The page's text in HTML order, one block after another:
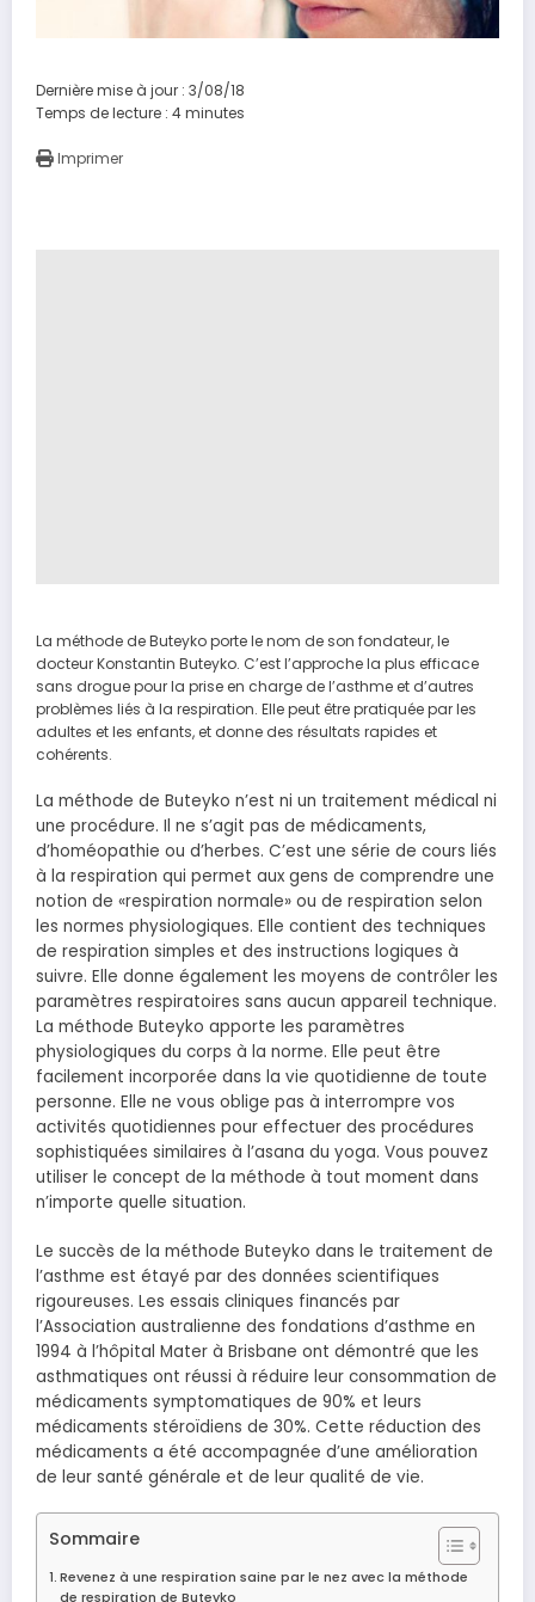
Dernière mise à jour : 3/08/18
Temps de lecture : 4minutes
Imprimer
La méthode de Buteyko porte le nom de son fondateur, le
docteur Konstantin Buteyko. C’est l’approche la plus efficace
sans drogue pour la prise en charge de l’asthme et d’autres
problèmes liés à la respiration. Elle peut être pratiquée par les
adultes et les enfants, et donne des résultats rapides et
cohérents.
La méthode de Buteyko n’est ni un traitement médical ni
une procédure. Il ne s’agit pas de médicaments,
d’homéopathie ou d’herbes. C’est une série de cours liés
à la respiration qui permet aux gens de comprendre une
notion de «respiration normale» ou de respiration selon
les normes physiologiques. Elle contient des techniques
de respiration simples et des instructions logiques à
suivre. Elle donne également les moyens de contrôler les
paramètres respiratoires sans aucun appareil technique.
La méthode Buteyko apporte les paramètres
physiologiques du corps à la norme. Elle peut être
facilement incorporée dans la vie quotidienne de toute
personne. Elle ne vous oblige pas à interrompre vos
activités quotidiennes pour effectuer des procédures
sophistiquées similaires à l’asana du yoga. Vous pouvez
utiliser le concept de la méthode à tout moment dans
n’importe quelle situation.
Le succès de la méthode Buteyko dans le traitement de
l’asthme est étayé par des données scientifiques
rigoureuses. Les essais cliniques financés par
l’Association australienne des fondations d’asthme en
1994 à l’hôpital Mater à Brisbane ont démontré que les
asthmatiques ont réussi à réduire leur consommation de
médicaments symptomatiques de 90% et leurs
médicaments stéroïdiens de 30%. Cette réduction des
médicaments a été accompagnée d’une amélioration
de leur santé générale et de leur qualité de vie.
Sommaire
Revenez à une respiration saine par le nez avec la méthode
de respiration de Buteyko